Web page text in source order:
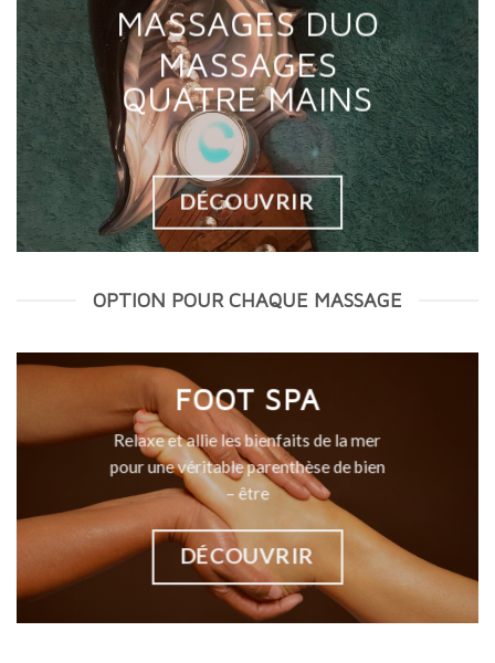
MASSAGES DUO
MASSAGES
QUATRE MAINS
DÉCOUVRIR
OPTION POUR CHAQUE MASSAGE
FOOT SPA
Relaxe et allie les bienfaits de la mer
pour une véritable parenthèse de bien
– être
DÉCOUVRIR